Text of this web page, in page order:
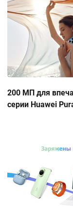
200 МП для
серии Huawei